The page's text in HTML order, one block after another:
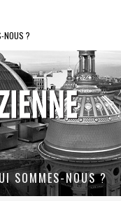
NOUS ?
SOMMES-NOUS ?